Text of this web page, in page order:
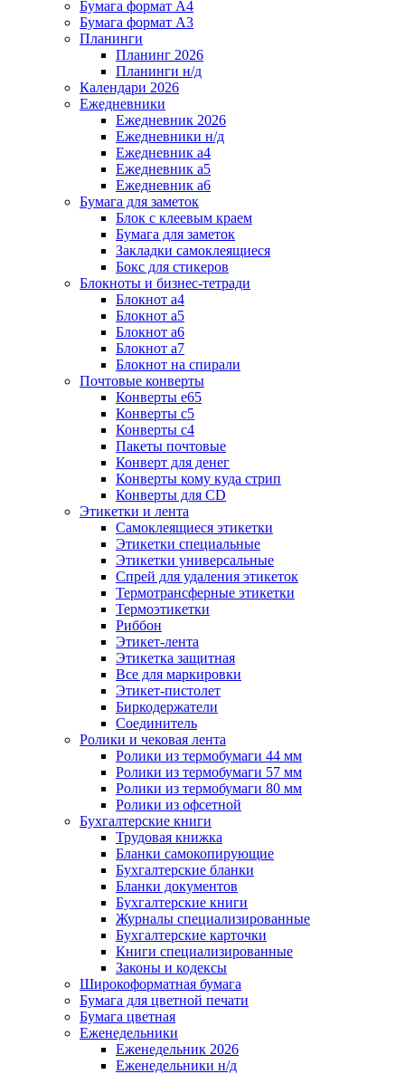
Бумага формат А4
Бумага формат А3
Планинги
Планинг 2026
Планинги н/д
Календари 2026
Ежедневники
Ежедневник 2026
Ежедневники н/д
Ежедневник а4
Ежедневник а5
Ежедневник а6
Бумага для заметок
Блок с клеевым краем
Бумага для заметок
Закладки самоклеящиеся
Бокс для стикеров
Блокноты и бизнес-тетради
Блокнот а4
Блокнот а5
Блокнот а6
Блокнот а7
Блокнот на спирали
Почтовые конверты
Конверты е65
Конверты с5
Конверты с4
Пакеты почтовые
Конверт для денег
Конверты кому куда стрип
Конверты для CD
Этикетки и лента
Самоклеящиеся этикетки
Этикетки специальные
Этикетки универсальные
Спрей для удаления этикеток
Термотрансферные этикетки
Термоэтикетки
Риббон
Этикет-лента
Этикетка защитная
Все для маркировки
Этикет-пистолет
Биркодержатели
Соединитель
Ролики и чековая лента
Ролики из термобумаги 44 мм
Ролики из термобумаги 57 мм
Ролики из термобумаги 80 мм
Ролики из офсетной
Бухгалтерские книги
Трудовая книжка
Бланки самокопирующие
Бухгалтерские бланки
Бланки документов
Бухгалтерские книги
Журналы специализированные
Бухгалтерские карточки
Книги специализированные
Законы и кодексы
Широкоформатная бумага
Бумага для цветной печати
Бумага цветная
Еженедельники
Еженедельник 2026
Еженедельники н/д